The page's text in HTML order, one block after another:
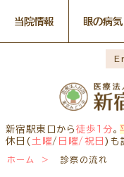
新宿駅東口から 徒歩1分。
休日( 土曜/ 日曜/祝日 )も
当院情報
医師のご紹介
ごあいさつ
院内の様子
診療のご案内
眼の病気
構造から探す
お薬の使用方法
主な眼科疾患
糖尿病性網膜症
ドライアイ専門治療ペー
角膜疾患専門治療ペー
抗VEGF抗体療法
WEB予約(来院日時
コンタクトレンズ診療を
白内障手術公開講座を
ドライアイ専門治療を
緑内障専門治療を予約
予約をキャンセルする
ホーム 診察の流れ